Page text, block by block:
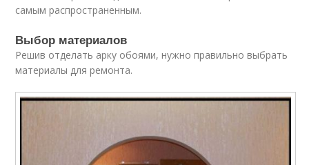
самым распространенным.
Выбор материалов
Решив отделать арку обоями, нужно правильно выбрать
материалы для ремонта.